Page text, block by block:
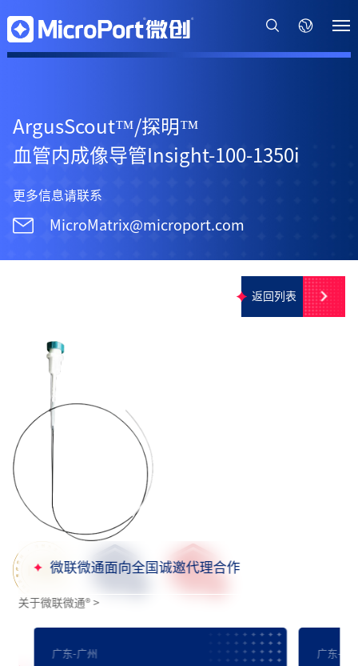
微联微通面向全国诚邀代理合作
关于微联微通® >
广东-广州 广东-珠
ArgusScout™/探明™
血管内成像导管Insight-100-1350i
更多信息请联系
MicroMatrix@microport.com
返回列表